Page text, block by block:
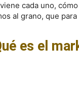
cada uno,
al grano, que
es el